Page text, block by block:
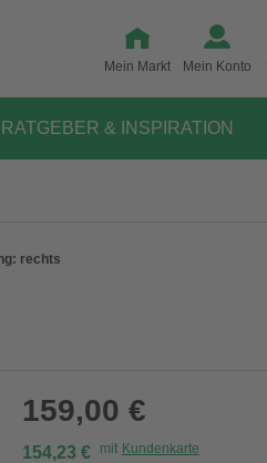
Mein Markt Mein Konto
RATGEBER & INSPIRATION
rechts
159,00 €
154,23 € mit Kundenkarte